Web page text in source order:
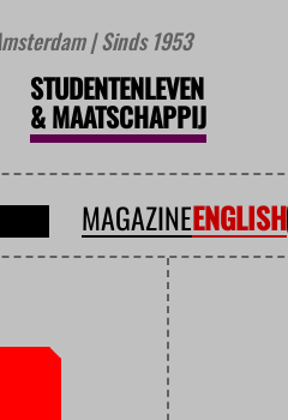
| Sinds 1953
STUDENTENLEVEN
&MAATSCHAPPIJ
MAGAZINEENGLISH